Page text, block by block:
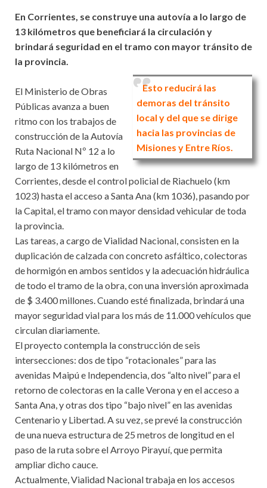
En Corrientes, se construye una autovía a lo largo de
13 kilómetros que beneficiará la circulación y
brindará seguridad en el tramo con mayor tránsito de
la provincia.
Esto reducirá las
demoras del tránsito
local y del que se dirige
hacia las provincias de
Misiones y Entre Ríos.
El Ministerio de Obras
Públicas avanza a buen
ritmo con los trabajos de
construcción de la Autovía
Ruta Nacional Nº 12 a lo
largo de 13 kilómetros en
Corrientes, desde el control policial de Riachuelo (km
1023) hasta el acceso a Santa Ana (km 1036), pasando por
la Capital, el tramo con mayor densidad vehicular de toda
la provincia.
Las tareas, a cargo de Vialidad Nacional, consisten en la
duplicación de calzada con concreto asfáltico, colectoras
de hormigón en ambos sentidos y la adecuación hidráulica
de todo el tramo de la obra, con una inversión aproximada
de $ 3.400 millones. Cuando esté finalizada, brindará una
mayor seguridad vial para los más de 11.000 vehículos que
circulan diariamente.
El proyecto contempla la construcción de seis
intersecciones: dos de tipo “rotacionales” para las
avenidas Maipú e Independencia, dos “alto nivel” para el
retorno de colectoras en la calle Verona y en el acceso a
Santa Ana, y otras dos tipo “bajo nivel” en las avenidas
Centenario y Libertad. A su vez, se prevé la construcción
de una nueva estructura de 25 metros de longitud en el
paso de la ruta sobre el Arroyo Pirayuí, que permita
ampliar dicho cauce.
Actualmente, Vialidad Nacional trabaja en los accesos